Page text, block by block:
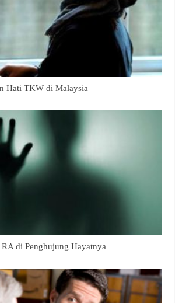
Hati TKW di Malaysia
RA di Penghujung Hayatnya